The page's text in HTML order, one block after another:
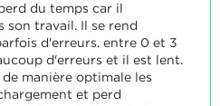
du temps car il
son travail. Il se rend
d'erreurs. entre 0 et 3
d'erreurs et il est lent.
manière optimale les
et perd